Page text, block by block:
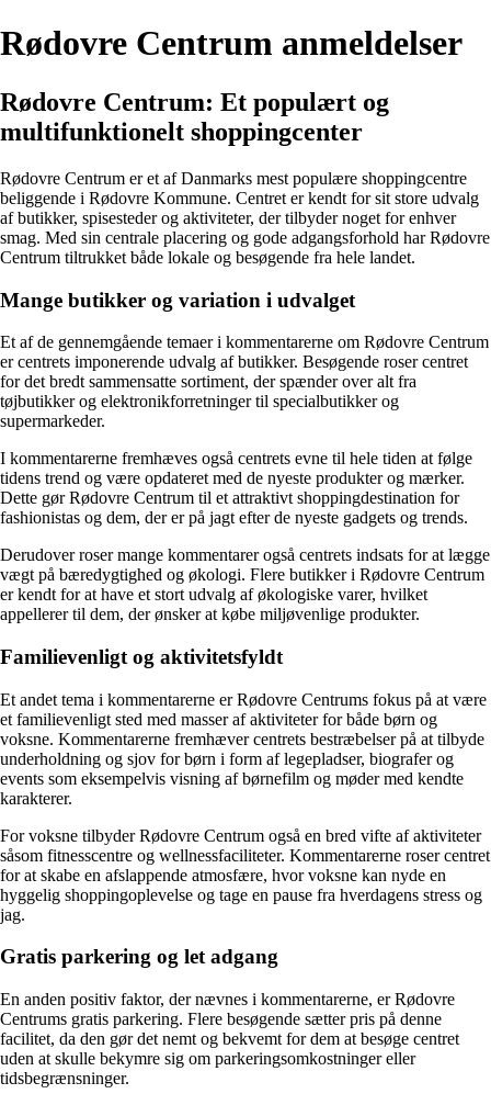
Rødovre Centrum anmeldelser
Rødovre Centrum: Et populært og
multifunktionelt shoppingcenter
Rødovre Centrum er et af Danmarks mest populære shoppingcentre
beliggende i Rødovre Kommune. Centret er kendt for sit store udvalg
af butikker, spisesteder og aktiviteter, der tilbyder noget for enhver
smag. Med sin centrale placering og gode adgangsforhold har Rødovre
Centrum tiltrukket både lokale og besøgende fra hele landet.
Mange butikker og variation i udvalget
Et af de gennemgående temaer i kommentarerne om Rødovre Centrum
er centrets imponerende udvalg af butikker. Besøgende roser centret
for det bredt sammensatte sortiment, der spænder over alt fra
tøjbutikker og elektronikforretninger til specialbutikker og
supermarkeder.
I kommentarerne fremhæves også centrets evne til hele tiden at følge
tidens trend og være opdateret med de nyeste produkter og mærker.
Dette gør Rødovre Centrum til et attraktivt shoppingdestination for
fashionistas og dem, der er på jagt efter de nyeste gadgets og trends.
Derudover roser mange kommentarer også centrets indsats for at lægge
vægt på bæredygtighed og økologi. Flere butikker i Rødovre Centrum
er kendt for at have et stort udvalg af økologiske varer, hvilket
appellerer til dem, der ønsker at købe miljøvenlige produkter.
Familievenligt og aktivitetsfyldt
Et andet tema i kommentarerne er Rødovre Centrums fokus på at være
et familievenligt sted med masser af aktiviteter for både børn og
voksne. Kommentarerne fremhæver centrets bestræbelser på at tilbyde
underholdning og sjov for børn i form af legepladser, biografer og
events som eksempelvis visning af børnefilm og møder med kendte
karakterer.
For voksne tilbyder Rødovre Centrum også en bred vifte af aktiviteter
såsom fitnesscentre og wellnessfaciliteter. Kommentarerne roser centret
for at skabe en afslappende atmosfære, hvor voksne kan nyde en
hyggelig shoppingoplevelse og tage en pause fra hverdagens stress og
jag.
Gratis parkering og let adgang
En anden positiv faktor, der nævnes i kommentarerne, er Rødovre
Centrums gratis parkering. Flere besøgende sætter pris på denne
facilitet, da den gør det nemt og bekvemt for dem at besøge centret
uden at skulle bekymre sig om parkeringsomkostninger eller
tidsbegrænsninger.